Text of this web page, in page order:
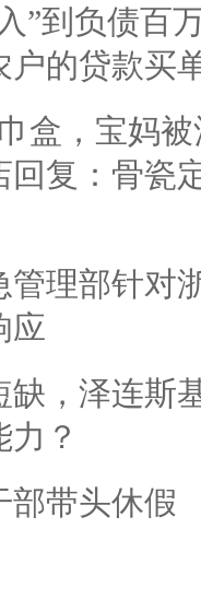
”到负债百
户的贷款买
盒，宝妈
回复：骨瓷
管理部针对
应
缺，泽连斯
？
部带头休假